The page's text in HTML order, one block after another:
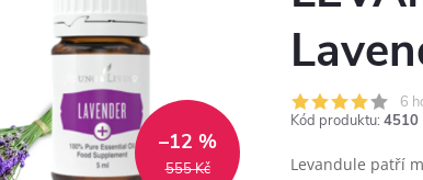
555 Kč
–12 %
6
Kód produktu: 4510
Levandule patří